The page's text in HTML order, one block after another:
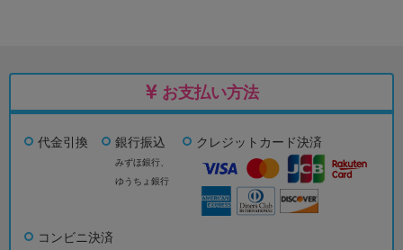
お支払い方法
代金引換 銀行振込
みずほ銀行、
ゆうちょ銀行
クレジットカード決済
コンビニ決済